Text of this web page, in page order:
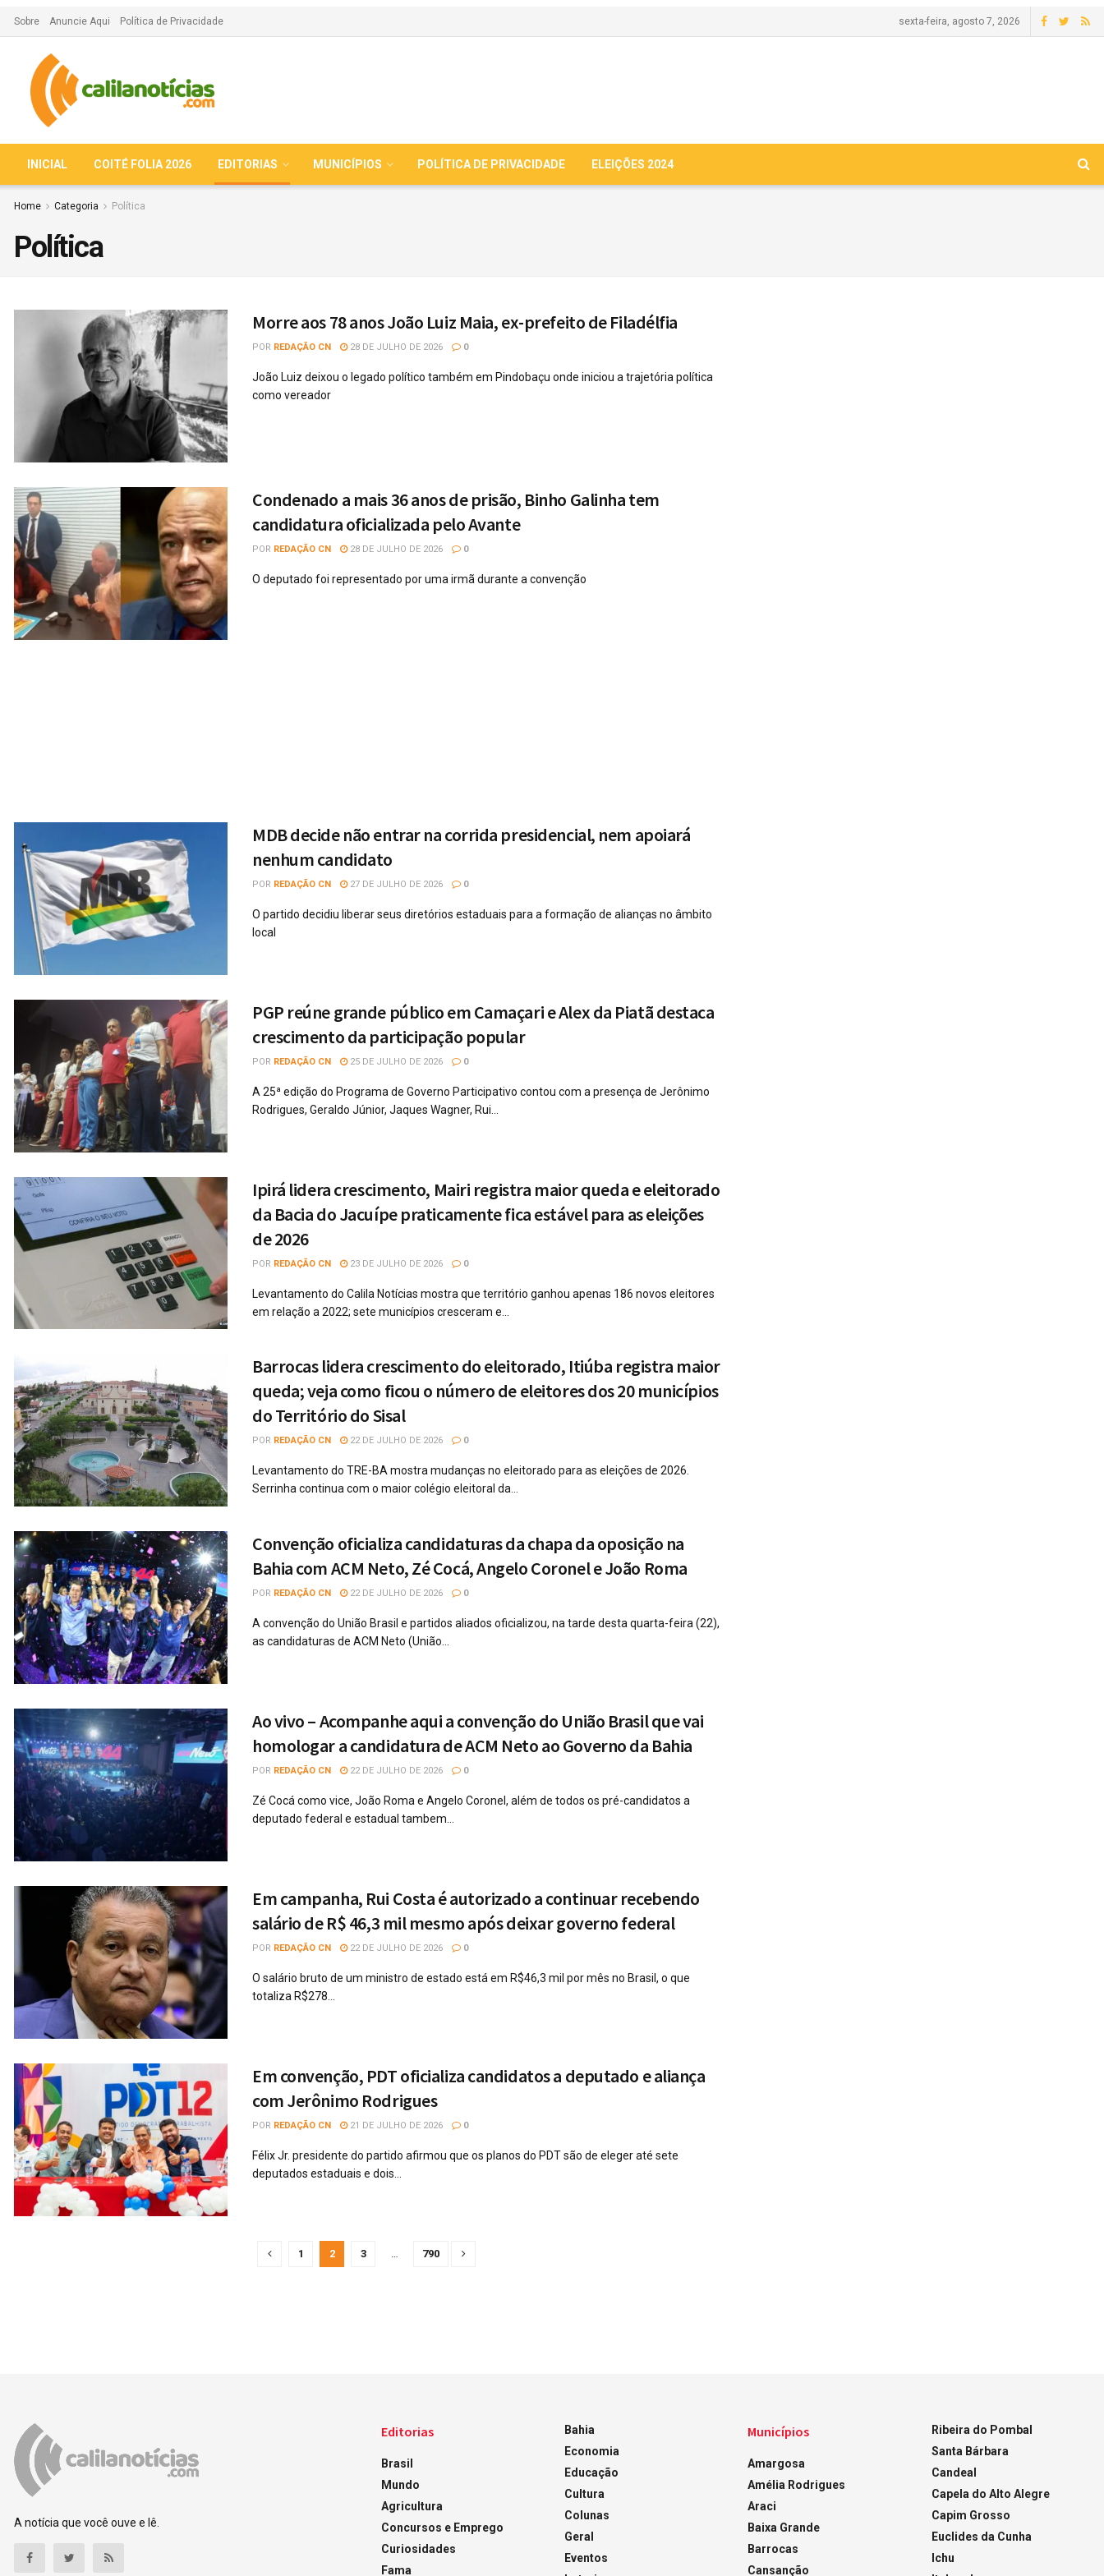
Sobre Anuncie Aqui Política de Privacidade sexta-feira, agosto 7, 2026
INICIAL COITÉ FOLIA 2026 EDITORIAS MUNICÍPIOS POLÍTICA DE PRIVACIDADE ELEIÇÕES 2024
Home Categoria Política
Política
Morre aos 78 anos João Luiz Maia, ex-prefeito de Filadélfia
POR REDAÇÃO CN 28 DE JULHO DE 2026 0
João Luiz deixou o legado político também em Pindobaçu onde iniciou a trajetória política
como vereador
Condenado a mais 36 anos de prisão, Binho Galinha tem
candidatura oficializada pelo Avante
POR REDAÇÃO CN 28 DE JULHO DE 2026 0
O deputado foi representado por uma irmã durante a convenção
MDB decide não entrar na corrida presidencial, nem apoiará
nenhum candidato
POR REDAÇÃO CN 27 DE JULHO DE 2026 0
O partido decidiu liberar seus diretórios estaduais para a formação de alianças no âmbito
local
PGP reúne grande público em Camaçari e Alex da Piatã destaca
crescimento da participação popular
POR REDAÇÃO CN 25 DE JULHO DE 2026 0
A 25ª edição do Programa de Governo Participativo contou com a presença de Jerônimo
Rodrigues, Geraldo Júnior, Jaques Wagner, Rui...
Ipirá lidera crescimento, Mairi registra maior queda e eleitorado
da Bacia do Jacuípe praticamente fica estável para as eleições
de 2026
POR REDAÇÃO CN 23 DE JULHO DE 2026 0
Levantamento do Calila Notícias mostra que território ganhou apenas 186 novos eleitores
em relação a 2022; sete municípios cresceram e...
Barrocas lidera crescimento do eleitorado, Itiúba registra maior
queda; veja como ficou o número de eleitores dos 20 municípios
do Território do Sisal
POR REDAÇÃO CN 22 DE JULHO DE 2026 0
Levantamento do TRE-BA mostra mudanças no eleitorado para as eleições de 2026.
Serrinha continua com o maior colégio eleitoral da...
Convenção oficializa candidaturas da chapa da oposição na
Bahia com ACM Neto, Zé Cocá, Angelo Coronel e João Roma
POR REDAÇÃO CN 22 DE JULHO DE 2026 0
A convenção do União Brasil e partidos aliados oficializou, na tarde desta quarta-feira (22),
as candidaturas de ACM Neto (União...
Ao vivo – Acompanhe aqui a convenção do União Brasil que vai
homologar a candidatura de ACM Neto ao Governo da Bahia
POR REDAÇÃO CN 22 DE JULHO DE 2026 0
Zé Cocá como vice, João Roma e Angelo Coronel, além de todos os pré-candidatos a
deputado federal e estadual tambem...
Em campanha, Rui Costa é autorizado a continuar recebendo
salário de R$ 46,3 mil mesmo após deixar governo federal
POR REDAÇÃO CN 22 DE JULHO DE 2026 0
O salário bruto de um ministro de estado está em R$46,3 mil por mês no Brasil, o que
totaliza R$278...
Em convenção, PDT oficializa candidatos a deputado e aliança
com Jerônimo Rodrigues
POR REDAÇÃO CN 21 DE JULHO DE 2026 0
Félix Jr. presidente do partido afirmou que os planos do PDT são de eleger até sete
deputados estaduais e dois...
1 2 3 790
A notícia que você ouve e lê.
Editorias
Brasil
Mundo
Agricultura
Concursos e Emprego
Curiosidades
Fama
Bahia
Economia
Educação
Cultura
Colunas
Geral
Eventos
Municípios
Amargosa
Amélia Rodrigues
Araci
Baixa Grande
Barrocas
Cansanção
Ribeira do Pombal
Santa Bárbara
Candeal
Capela do Alto Alegre
Capim Grosso
Euclides da Cunha
Ichu